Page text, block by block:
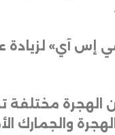
إس آي» لزيادة
الهجرة مختلفة
والجمارك